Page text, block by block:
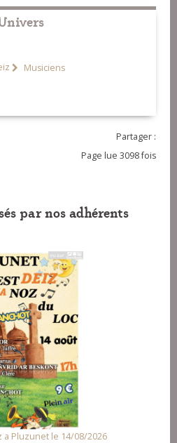
Musiciens
Partager :
Page lue 3098 fois
par nos adhérents
Fest Noz a Arzal le 15/08/2026